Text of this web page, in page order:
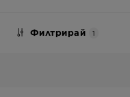
Филтрирай 1